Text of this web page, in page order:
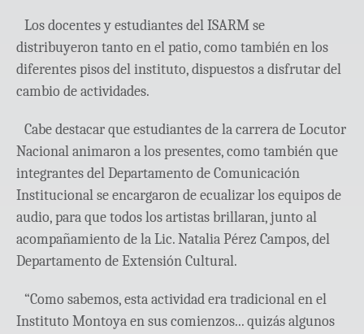
Los docentes y estudiantes del ISARM se
distribuyeron tanto en el patio, como también en los
diferentes pisos del instituto, dispuestos a disfrutar del
cambio de actividades.
Cabe destacar que estudiantes de la carrera de Locutor
Nacional animaron a los presentes, como también que
integrantes del Departamento de Comunicación
Institucional se encargaron de ecualizar los equipos de
audio, para que todos los artistas brillaran, junto al
acompañamiento de la Lic. Natalia Pérez Campos, del
Departamento de Extensión Cultural.
“Como sabemos, esta actividad era tradicional en el
Instituto Montoya en sus comienzos... quizás algunos